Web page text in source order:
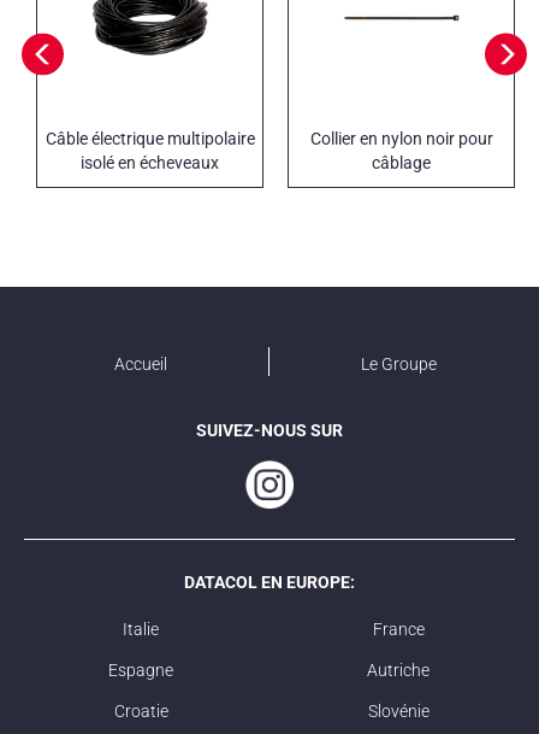
Câble électrique multipolaire
isolé en écheveaux
Collier en nylon noir pour
câblage
Accueil Le Groupe
SUIVEZ-NOUS SUR
DATACOL EN EUROPE:
Italie France
Espagne Autriche
Croatie Slovénie